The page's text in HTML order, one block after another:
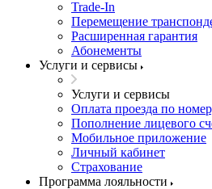
Trade-In
Перемещение
Расширенная гарантия
Абонементы
Услуги и сервисы
Услуги и сервисы
Оплата проезда по
Пополнение лицевого
Мобильное приложение
Личный кабинет
Страхование
Программа лояльности